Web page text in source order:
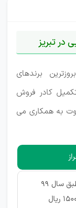
در تبریز
برندهای
کادر فروش
دعوت به همکاری می
سال 99